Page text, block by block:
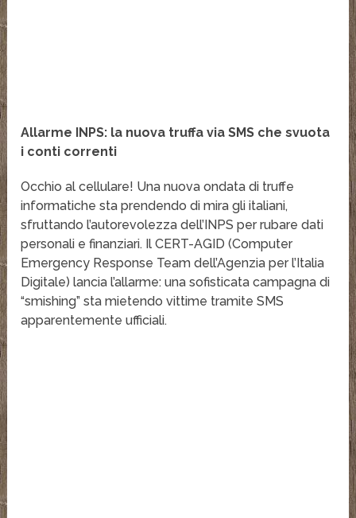
Allarme INPS: la nuova truffa via SMS che svuota
i conti correnti
Occhio al cellulare! Una nuova ondata di truffe
informatiche sta prendendo di mira gli italiani,
sfruttando l’autorevolezza dell’INPS per rubare dati
personali e finanziari. Il CERT-AGID (Computer
Emergency Response Team dell’Agenzia per l’Italia
Digitale) lancia l’allarme: una sofisticata campagna di
“smishing” sta mietendo vittime tramite SMS
apparentemente ufficiali.